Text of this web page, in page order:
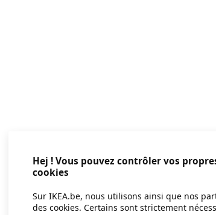
Application error: a
Hej ! Vous pouvez contrôler vos
cookies
Sur IKEA.be, nous utilisons ainsi que nos
des cookies. Certains sont strictement